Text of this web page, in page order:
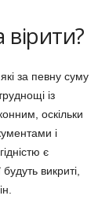
за певну суму
із
оскільки
і
є
викриті,